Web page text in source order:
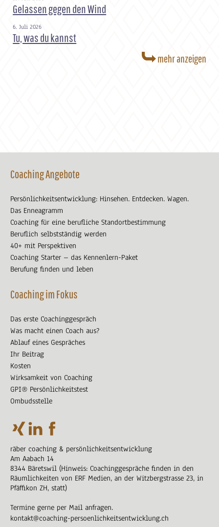
Gelassen gegen den Wind
6. Juli 2026
Tu, was du kannst
mehr anzeigen
Coaching Angebote
Persönlichkeitsentwicklung: Hinsehen. Entdecken. Wagen.
Das Enneagramm
Coaching für eine berufliche Standortbestimmung
Beruflich selbstständig werden
40+ mit Perspektiven
Coaching Starter – das Kennenlern-Paket
Berufung finden und leben
Coaching im Fokus
Das erste Coachinggespräch
Was macht einen Coach aus?
Ablauf eines Gespräches
Ihr Beitrag
Kosten
Wirksamkeit von Coaching
GPI® Persönlichkeitstest
Ombudsstelle
räber coaching & persönlichkeitsentwicklung
Am Aabach 14
8344 Bäretswil (Hinweis: Coachinggespräche finden in den
Räumlichkeiten von ERF Medien, an der Witzbergstrasse 23, in
Pfäffikon ZH, statt)
Termine gerne per Mail anfragen.
kontakt@coaching-persoenlichkeitsentwicklung.ch